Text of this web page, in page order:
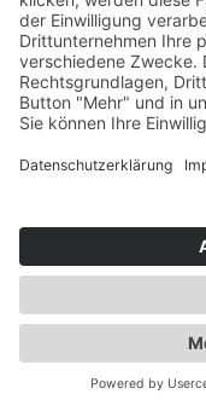
Angebote und
Jetzt anmelden
Abmeldung
öffentliche